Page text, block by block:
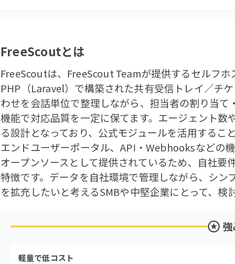
FreeScoutとは
FreeScoutは、FreeScout Teamが提供するセルフホ
PHP（Laravel）で構築された共有受信トレイ／チ
わせを会話単位で整理しながら、担当者の割り当
機能で対応品質を一定に保てます。エージェント
る設計となっており、公式モジュールを活用するこ
エンドユーザーポータル、API・Webhooksなどの
オープンソースとして提供されているため、自社
特徴です。データを自社環境で管理しながら、シ
を拡充したいと考えるSMBや中堅企業にとって、検
軽量で低コスト